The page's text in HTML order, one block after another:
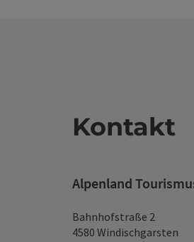
Kontakt
Alpenland
Bahnhofstraße 2
4580 Windischgarsten